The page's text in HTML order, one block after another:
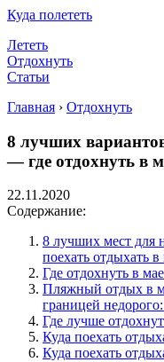
Куда полететь
Лететь
Отдохнуть
Статьи
Главная › Отдохнуть
8 лучших
— где отдохнуть в
22.11.2020
Содержание:
8 лучших мест для
поехать отдыхать
Где отдохнуть в мае
Пляжный отдых в
границей
Где лучше
Куда поехать
Куда поехать